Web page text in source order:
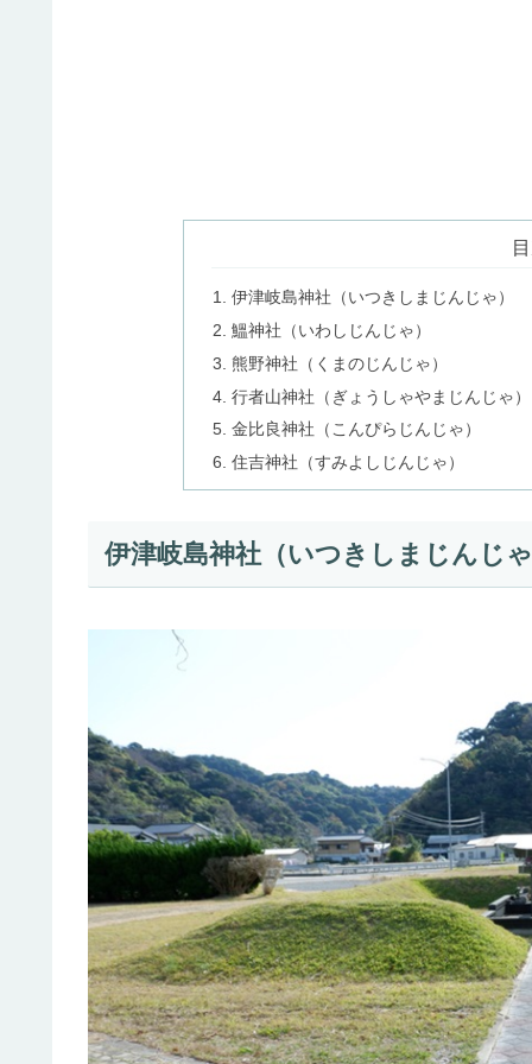
伊津岐島神社（いつきしまじんじゃ）
鰮神社（いわしじんじゃ）
熊野神社（くまのじんじゃ）
行者山神社（ぎょうしゃやまじんじゃ）
金比良神社（こんぴらじんじゃ）
住吉神社（すみよしじんじゃ）
伊津岐島神社（いつきしまじんじ